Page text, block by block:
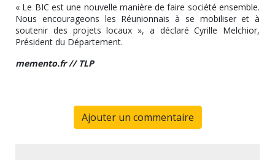
« Le BIC est une nouvelle manière de faire société ensemble.
Nous encourageons les Réunionnais à se mobiliser et à
soutenir des projets locaux », a déclaré Cyrille Melchior,
Président du Département.
memento.fr // TLP
Ajouter un commentaire